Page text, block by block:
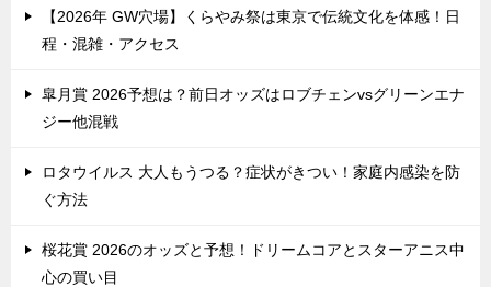
【2026年 GW穴場】くらやみ祭は東京で伝統文化を体感！日
程・混雑・アクセス
皐月賞 2026予想は？前日オッズはロブチェンvsグリーンエナ
ジー他混戦
ロタウイルス 大人もうつる？症状がきつい！家庭内感染を防
ぐ方法
桜花賞 2026のオッズと予想！ドリームコアとスターアニス中
心の買い目